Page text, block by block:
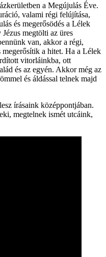
a Megújulás Éve.
valami régi felújítása,
és megerősödés a Lélek
megtölti az üres
van, akkor a régi,
a hitet. Ha a Lélek
vitorláinkba, ott
és az egyén. Akkor még az
és áldással telnek majd
írásaink középpontjában.
megtelnek ismét utcáink,